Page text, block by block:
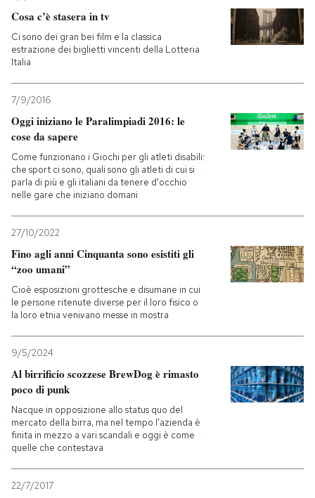
Cosa c’è stasera in tv
Ci sono dei gran bei film e la classica
estrazione dei biglietti vincenti della Lotteria
Italia
7/9/2016
Oggi iniziano le Paralimpiadi 2016: le
cose da sapere
Come funzionano i Giochi per gli atleti disabili:
che sport ci sono, quali sono gli atleti di cui si
parla di più e gli italiani da tenere d'occhio
nelle gare che iniziano domani
27/10/2022
Fino agli anni Cinquanta sono esistiti gli
“zoo umani”
Cioè esposizioni grottesche e disumane in cui
le persone ritenute diverse per il loro fisico o
la loro etnia venivano messe in mostra
9/5/2024
Al birrificio scozzese BrewDog è rimasto
poco di punk
Nacque in opposizione allo status quo del
mercato della birra, ma nel tempo l’azienda è
finita in mezzo a vari scandali e oggi è come
quelle che contestava
22/7/2017